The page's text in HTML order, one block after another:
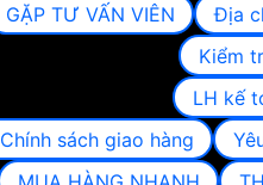
GẶP TƯ VẤN VIÊN
Địa
Kiểm
LH kế
Chính sách giao hàng